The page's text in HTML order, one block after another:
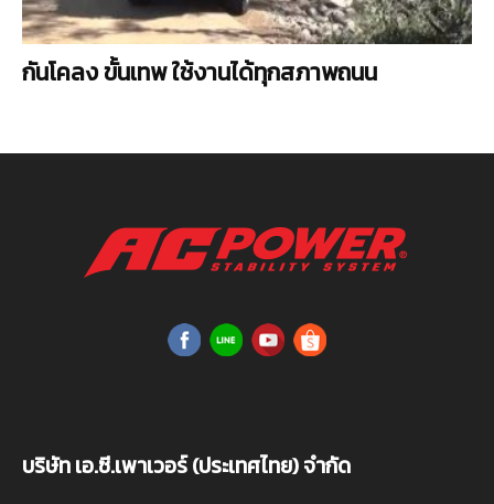
กันโคลง ขั้นเทพ ใช้งานได้ทุกสภาพถนน
บริษัท เอ.ซี.เพาเวอร์ (ประเทศไทย) จำกัด